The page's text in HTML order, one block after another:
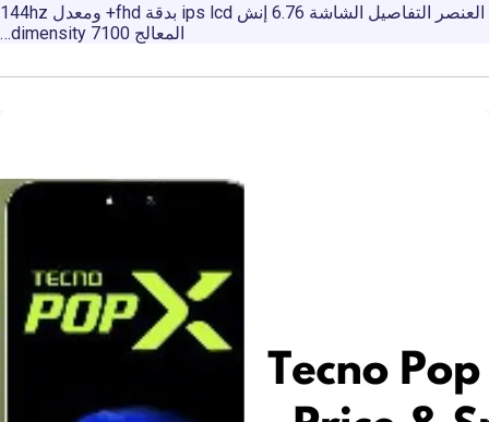
العنصر التفاصيل الشاشة 6.76 إنش ips lcd بدقة fhd+ ومعدل 144hz
المعالج dimensity 7100…